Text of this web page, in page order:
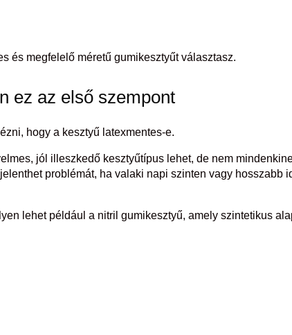
és megfelelő méretű gumikesztyűt választasz.
ez az első szempont
hogy a kesztyű latexmentes-e.
jól illeszkedő kesztyűtípus lehet, de nem
problémát, ha valaki napi szinten vagy hosszabb
lehet például a nitril gumikesztyű, amely szintetikus